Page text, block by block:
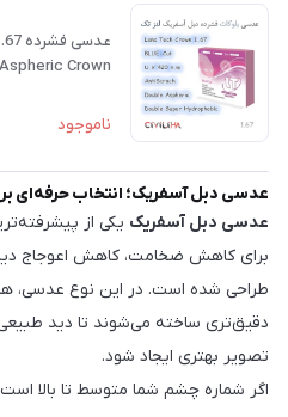
Crown
ناموجود
عدسی دبل آسفریک؛ انتخاب حرفه‌ای
عدسی دبل آسفریک یکی از
برای کاهش ضخامت، کاهش اعوجاج
طراحی شده است. در این نوع عدسی،
دقیق‌تری ساخته می‌شوند تا دید
تصویر بهتری ایجاد شود.
اگر شماره چشم شما متوسط تا بالا